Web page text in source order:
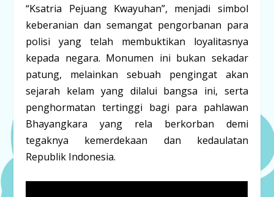
“Ksatria Pejuang Kwayuhan”, menjadi simbol
keberanian dan semangat pengorbanan para
polisi yang telah membuktikan loyalitasnya
kepada negara. Monumen ini bukan sekadar
patung, melainkan sebuah pengingat akan
sejarah kelam yang dilalui bangsa ini, serta
penghormatan tertinggi bagi para pahlawan
Bhayangkara yang rela berkorban demi
tegaknya kemerdekaan dan kedaulatan
Republik Indonesia.